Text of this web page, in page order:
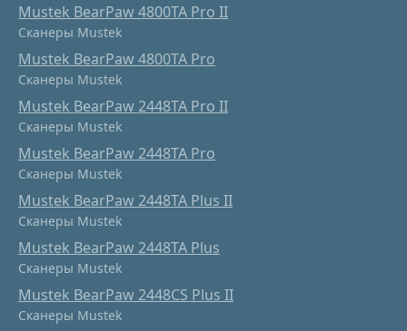
Mustek BearPaw 4800TA Pro II
Сканеры Mustek
Mustek BearPaw 4800TA Pro
Сканеры Mustek
Mustek BearPaw 2448TA Pro II
Сканеры Mustek
Mustek BearPaw 2448TA Pro
Сканеры Mustek
Mustek BearPaw 2448TA Plus II
Сканеры Mustek
Mustek BearPaw 2448TA Plus
Сканеры Mustek
Mustek BearPaw 2448CS Plus II
Сканеры Mustek